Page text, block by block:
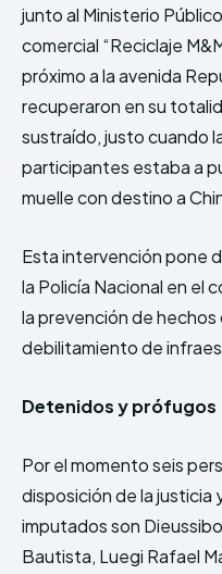
junto al Ministerio
comercial “Reciclaje
próximo a la avenida
recuperaron en su
sustraído, justo cuando
participantes estaba a
muelle con destino a
Esta intervención pone
la Policía Nacional en el
la prevención de
debilitamiento de
Detenidos y prófugos
Por el momento seis
disposición de la justicia
imputados son
Bautista, Luegi Rafael